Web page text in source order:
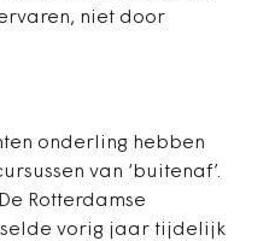
niet door
onderling hebben
van ‘buitenaf’.
Rotterdamse
vorig jaar tijdelijk